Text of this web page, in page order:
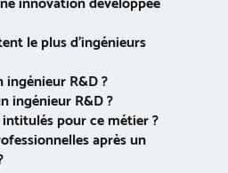
le plus d’ingénieurs
R&D ?
ingénieur R&D ?
pour ce métier ?
après un